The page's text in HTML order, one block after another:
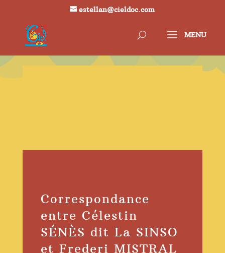
estellan@cieldoc.com
Correspondance
entre Célestin
SÉNÈS dit La SINSO
et Frederi MISTRAL